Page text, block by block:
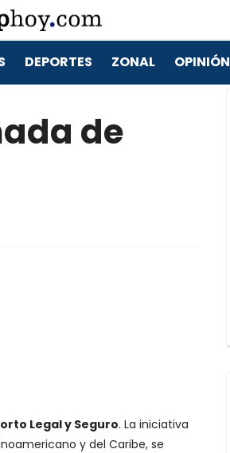
DEPORTES ZONAL OPINIÓN
de
Legal y Seguro. La iniciativa
y del Caribe, se